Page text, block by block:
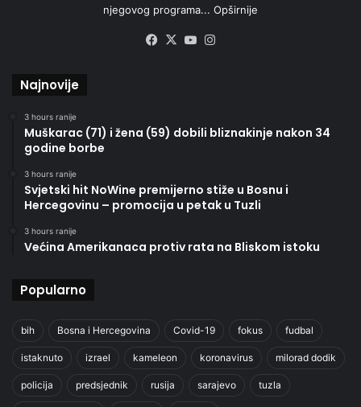
njegovog programa... Opširnije
Facebook
X YouTube
Najnovije
3 hours ranije
Muškarac (71) i žena (59) dobili bliznakinje nakon 34
godine borbe
3 hours ranije
Svjetski hit NoWine premijerno stiže u Bosnu i
Hercegovinu – promocija u petak u Tuzli
3 hours ranije
Većina Amerikanaca protiv rata na Bliskom istoku
Popularno
bih Bosna i Hercegovina Covid-19 fokus fudbal
istaknuto izrael kameleon koronavirus milorad dodik
policija predsjednik rusija sarajevo tuzla